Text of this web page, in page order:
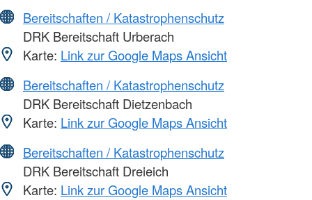
Bereitschaften / Katastrophenschutz
DRK Bereitschaft Urberach
Karte: Link zur Google Maps Ansicht
Bereitschaften / Katastrophenschutz
DRK Bereitschaft Dietzenbach
Karte: Link zur Google Maps Ansicht
Bereitschaften / Katastrophenschutz
DRK Bereitschaft Dreieich
Karte: Link zur Google Maps Ansicht